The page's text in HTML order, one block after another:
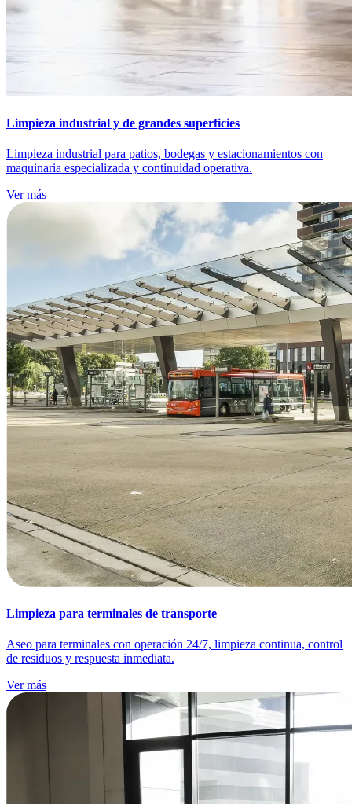
Limpieza industrial y de grandes superficies
Limpieza industrial para patios, bodegas y estacionamientos con
maquinaria especializada y continuidad operativa.
Ver más
Limpieza para terminales de transporte
Aseo para terminales con operación 24/7, limpieza continua, control
de residuos y respuesta inmediata.
Ver más